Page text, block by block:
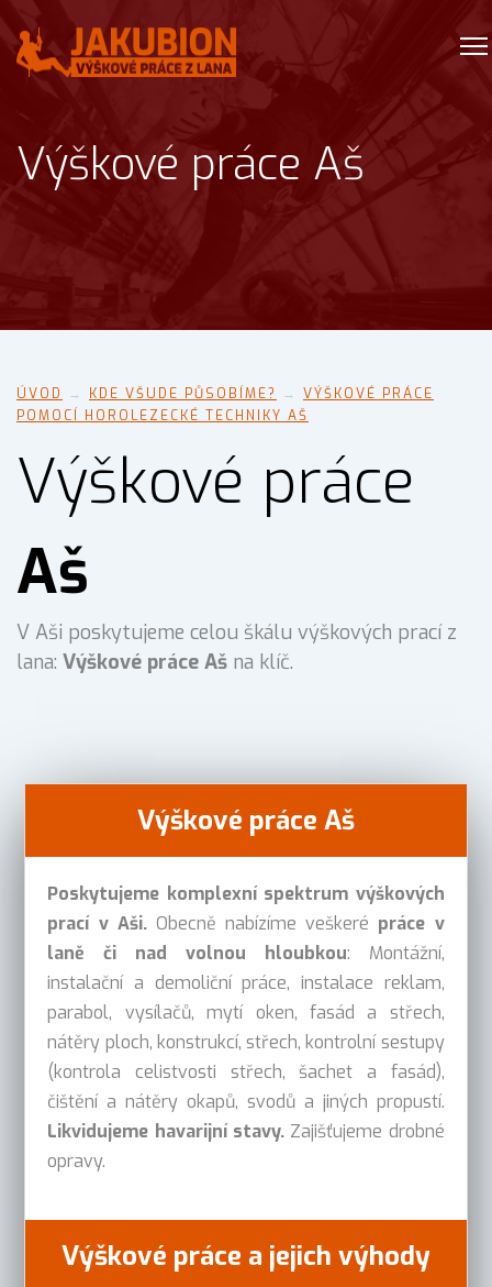
Výškové práce Aš
ÚVOD → KDE VŠUDE PŮSOBÍME? → VÝŠKOVÉ PRÁCE
POMOCÍ HOROLEZECKÉ TECHNIKY AŠ
Výškové práce
Aš
V Aši poskytujeme celou škálu výškových prací z
lana: Výškové práce Aš na klíč.
Výškové práce Aš
Poskytujeme komplexní spektrum výškových
prací v Aši.Obecně nabízíme veškeré práce v
laně či nad volnou hloubkou: Montážní,
instalační a demoliční práce, instalace reklam,
parabol, vysílačů, mytí oken, fasád a střech,
nátěry ploch, konstrukcí, střech, kontrolní sestupy
(kontrola celistvosti střech, šachet a fasád),
čištění a nátěry okapů, svodů a jiných propustí.
Likvidujeme havarijní stavy. Zajišťujeme drobné
opravy.
Výškové práce a jejich výhody